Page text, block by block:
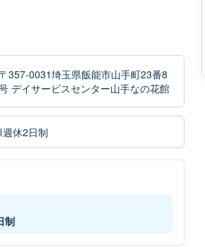
〒357-0031埼玉県飯能市山手町23番8
デイサービスセンター山手なの花館
週休2日制
制